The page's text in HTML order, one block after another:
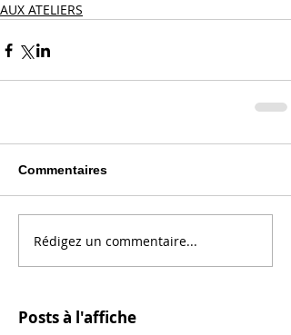
AUX ATELIERS
Commentaires
Rédigez un commentaire...
Posts à l'affiche